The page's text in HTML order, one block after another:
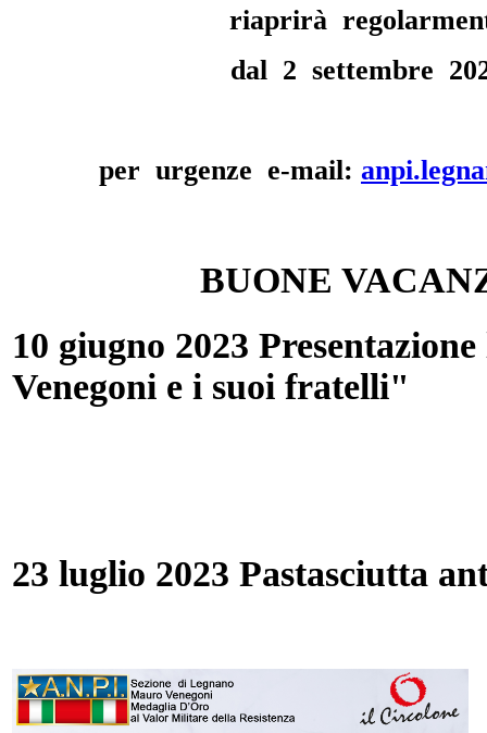
riaprirà
dal 2 settembre
per urgenze e-mail:
BUONE
10 giugno 2023
Venegoni e i suoi fratelli"
23 luglio 2023 Pastasciutta